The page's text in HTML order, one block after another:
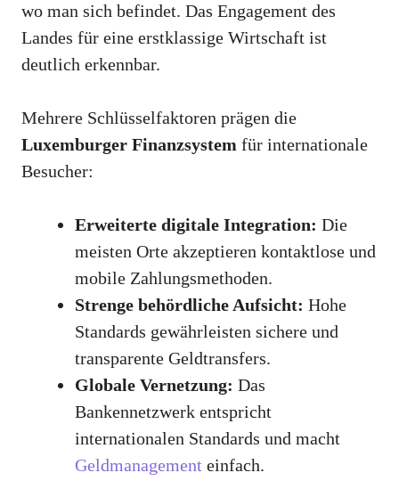
wo man sich befindet. Das Engagement des
Landes für eine erstklassige Wirtschaft ist
deutlich erkennbar.
Mehrere Schlüsselfaktoren prägen die
Luxemburger Finanzsystem für internationale
Besucher:
Erweiterte digitale Integration: Die
meisten Orte akzeptieren kontaktlose und
mobile Zahlungsmethoden.
Strenge behördliche Aufsicht: Hohe
Standards gewährleisten sichere und
transparente Geldtransfers.
Globale Vernetzung: Das
Bankennetzwerk entspricht
internationalen Standards und macht
Geldmanagement einfach.